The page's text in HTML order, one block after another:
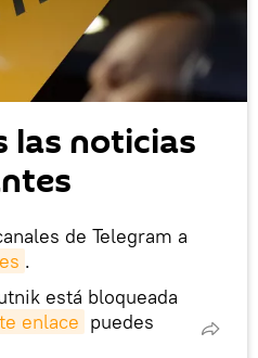
las noticias
de Telegram a
.
está bloqueada
enlace puedes